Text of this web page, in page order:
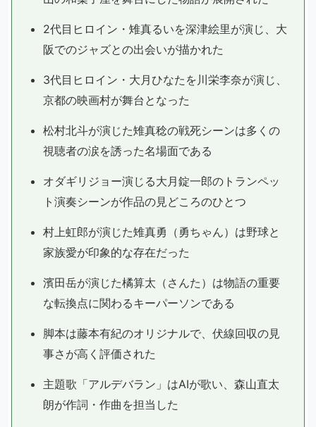
2代目ヒロイン・雉真るいを深津絵里が演じ、大
阪でのジャズとの出会いが描かれた
3代目ヒロイン・大月ひなたを川栄李奈が演じ、
京都の映画村が舞台となった
松村北斗が演じた雉真稔の戦死シーンは多くの
視聴者の涙を誘った名場面である
オダギリジョー演じる大月錠一郎のトランペッ
ト演奏シーンが作品の見どころのひとつ
村上虹郎が演じた雉真勇（勇ちゃん）は野球と
家族愛が印象的な存在だった
濱田岳が演じた橘算太（さんた）は物語の重要
な転換点に関わるキーパーソンである
脚本は藤本有紀のオリジナルで、伏線回収の見
事さが高く評価された
主題歌「アルデバラン」はAIが歌い、森山直太
朗が作詞・作曲を担当した